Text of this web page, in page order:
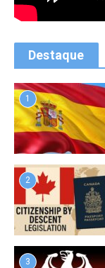
Destaque
1
2
3